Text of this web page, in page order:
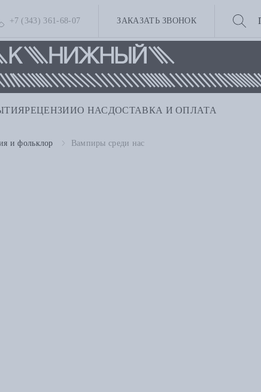
+7 (343) 361-68-07 ЗАКАЗАТЬ ЗВОНОК
РЕЦЕНЗИИО НАС ДОСТАВКА И ОПЛАТА
и фольклор Вампиры среди нас